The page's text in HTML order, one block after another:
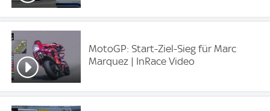
MotoGP: Start-Ziel-Sieg für Marc
Marquez | InRace Video